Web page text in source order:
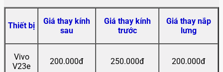
Thiết bị
Giá thay kính
sau
Giá thay kính
trước
Giá thay nắp
lưng
Vivo
V23e
200.000đ 250.000đ 200.000đ